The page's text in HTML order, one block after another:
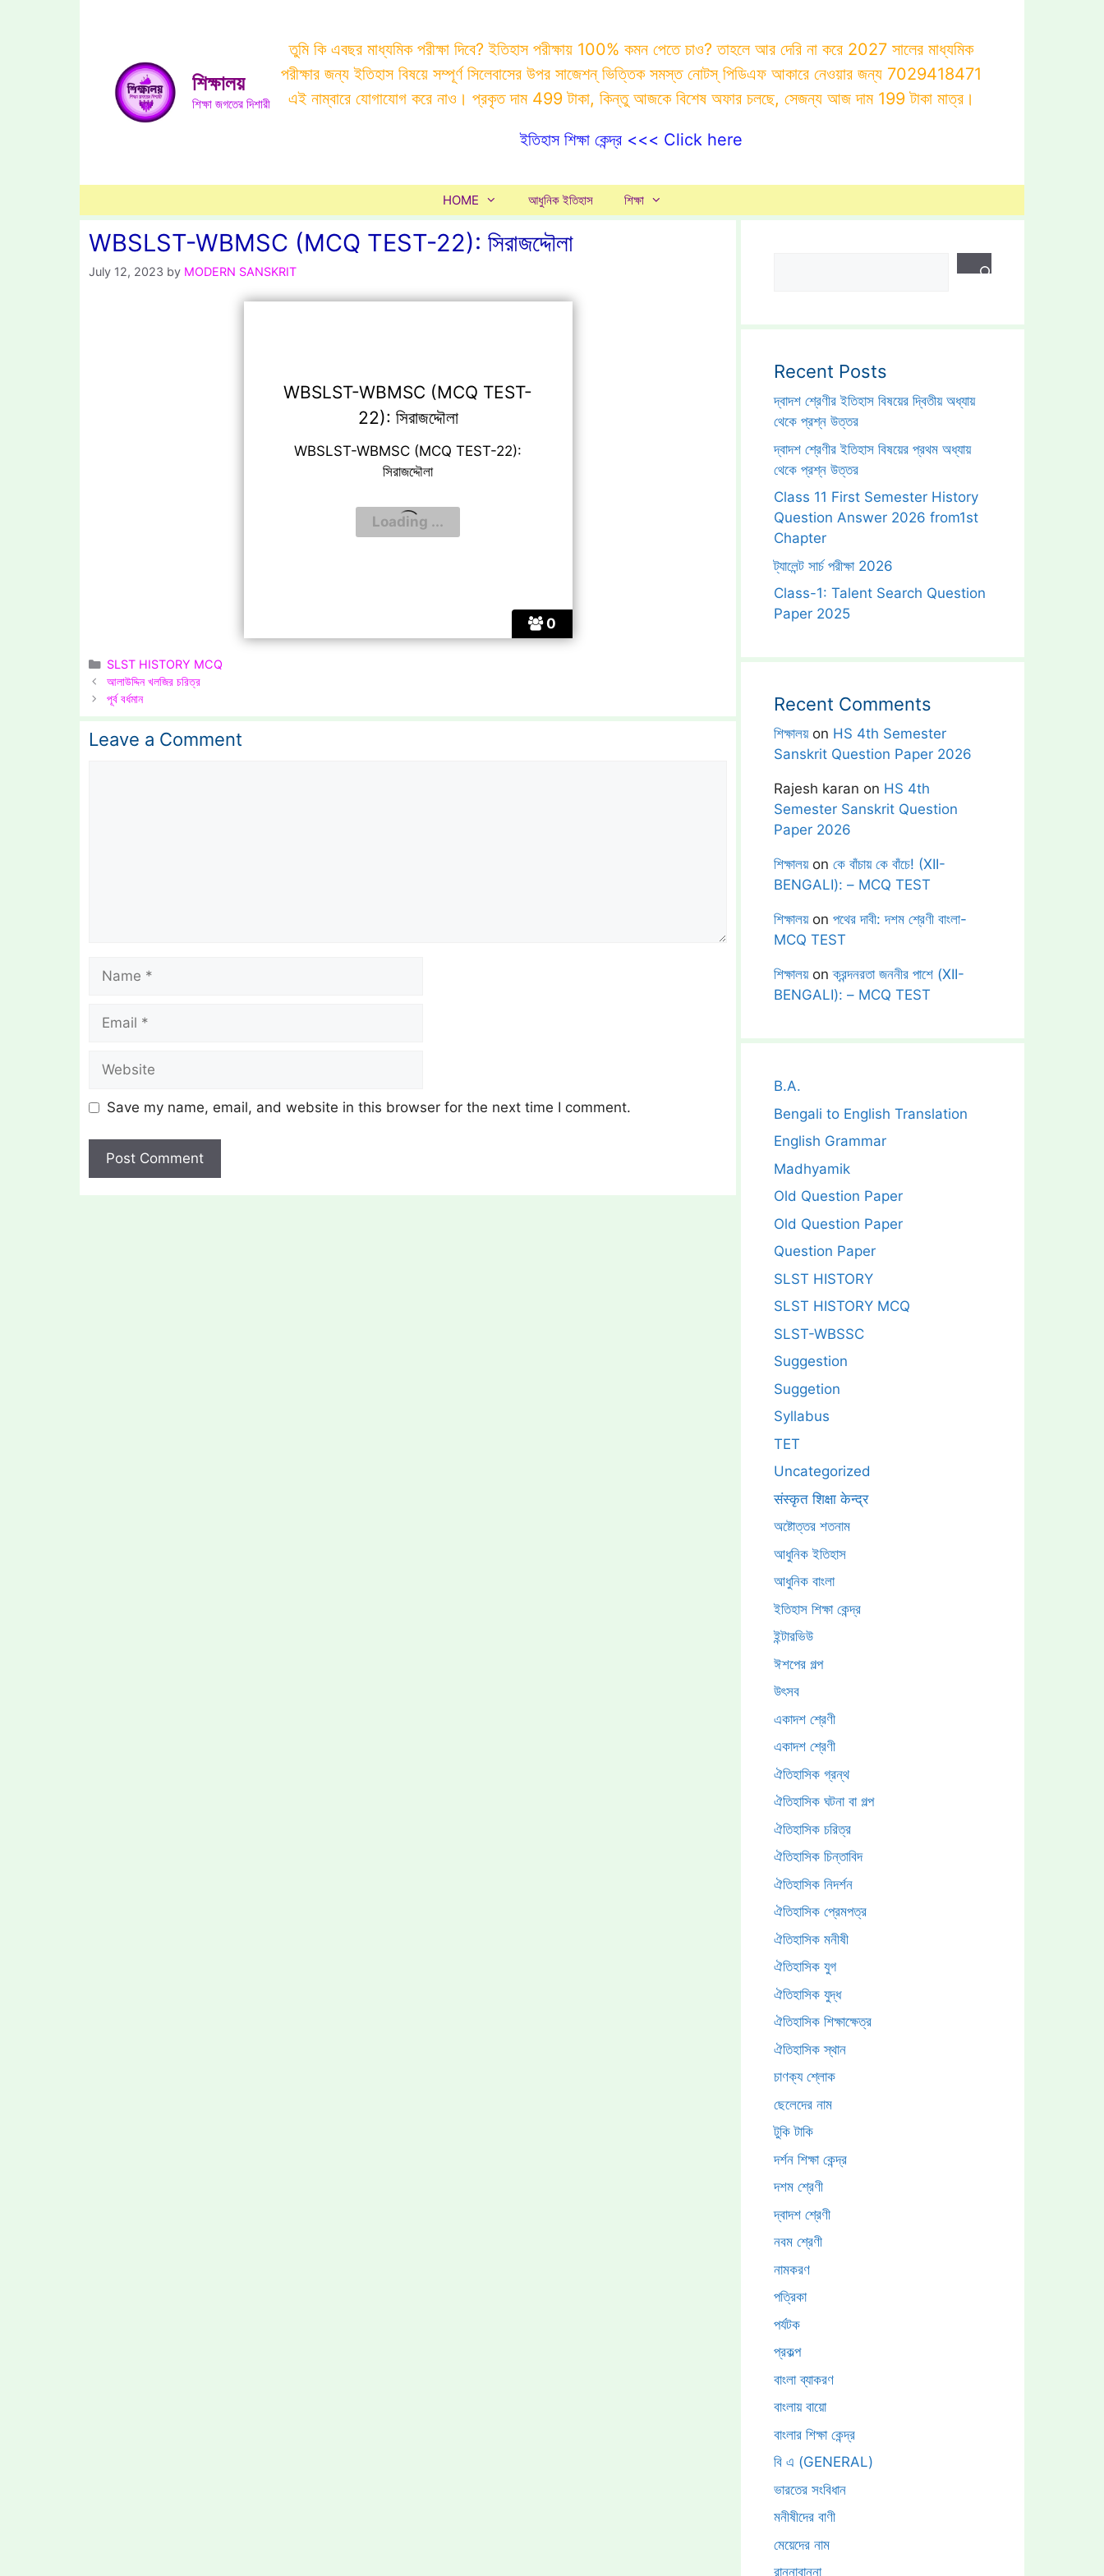
শিক্ষালয়
শিক্ষা জগতের দিশারী
তুমি কি এবছর মাধ্যমিক পরীক্ষা দিবে? ইতিহাস পরীক্ষায় 100% কমন পেতে চাও? তাহলে আর দেরি না করে 2027 সালের মাধ্যমিক
পরীক্ষার জন্য ইতিহাস বিষয়ে সম্পূর্ণ সিলেবাসের উপর সাজেশন্ ভিত্তিক সমস্ত নোটস্ পিডিএফ আকারে নেওয়ার জন্য 7029418471
এই নাম্বারে যোগাযোগ করে নাও। প্রকৃত দাম 499 টাকা, কিন্তু আজকে বিশেষ অফার চলছে, সেজন্য আজ দাম 199 টাকা মাত্র।
ইতিহাস শিক্ষা কেন্দ্র <<< Click here
HOME আধুনিক ইতিহাস শিক্ষা
WBSLST-WBMSC (MCQ TEST-22): সিরাজদ্দৌলা
July 12, 2023 by MODERN SANSKRIT
0
WBSLST-WBMSC (MCQ TEST-
22): সিরাজদ্দৌলা
WBSLST-WBMSC (MCQ TEST-22):
সিরাজদ্দৌলা
Categories
SLST HISTORY MCQ
আলাউদ্দিন খলজির চরিত্র
পূর্ব বর্ধমান
Leave a Comment
Name
Email
Website
Save my name, email, and website in this browser for the next time I comment.
Recent Posts
দ্বাদশ শ্রেণীর ইতিহাস বিষয়ের দ্বিতীয় অধ্যায়
থেকে প্রশ্ন উত্তর
দ্বাদশ শ্রেণীর ইতিহাস বিষয়ের প্রথম অধ্যায়
থেকে প্রশ্ন উত্তর
Class 11 First Semester History
Question Answer 2026 from1st
Chapter
ট্যালেন্ট সার্চ পরীক্ষা 2026
Class-1: Talent Search Question
Paper 2025
Recent Comments
শিক্ষালয়on HS 4th Semester
Sanskrit Question Paper 2026
Rajesh karan on HS 4th
Semester Sanskrit Question
Paper 2026
শিক্ষালয়on কে বাঁচায় কে বাঁচে! (XII-
BENGALI): – MCQ TEST
শিক্ষালয়on পথের দাবী: দশম শ্রেণী বাংলা-
MCQ TEST
শিক্ষালয়onক্রন্দনরতা জননীর পাশে (XII-
BENGALI): – MCQ TEST
B.A.
Bengali to English Translation
English Grammar
Madhyamik
Old Question Paper
Old Question Paper
Question Paper
SLST HISTORY
SLST HISTORY MCQ
SLST-WBSSC
Suggestion
Suggetion
Syllabus
TET
Uncategorized
संस्कृत शिक्षा केन्द्र
অষ্টোত্তর শতনাম
আধুনিক ইতিহাস
আধুনিক বাংলা
ইতিহাস শিক্ষা কেন্দ্র
ইন্টারভিউ
ঈশপের গল্প
উৎসব
একাদশ শ্রেণী
একাদশ শ্রেণী
ঐতিহাসিক গ্রন্থ
ঐতিহাসিক ঘটনা বা গল্প
ঐতিহাসিক চরিত্র
ঐতিহাসিক চিন্তাবিদ
ঐতিহাসিক নিদর্শন
ঐতিহাসিক প্রেমপত্র
ঐতিহাসিক মনীষী
ঐতিহাসিক যুগ
ঐতিহাসিক যুদ্ধ
ঐতিহাসিক শিক্ষাক্ষেত্র
ঐতিহাসিক স্থান
চাণক্য শ্লোক
ছেলেদের নাম
টুকি টাকি
দর্শন শিক্ষা কেন্দ্র
দশম শ্রেণী
দ্বাদশ শ্রেণী
নবম শ্রেণী
নামকরণ
পত্রিকা
পর্যটক
প্রকল্প
বাংলা ব্যাকরণ
বাংলায় বায়ো
বাংলার শিক্ষা কেন্দ্র
বি এ (GENERAL)
ভারতের সংবিধান
মনীষীদের বাণী
মেয়েদের নাম
রান্নাবান্না